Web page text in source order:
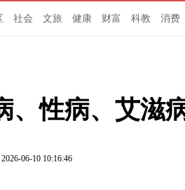
社会 文旅 健康 财富 科教 消费
、性病、艾滋
2026-06-10 10:16:46